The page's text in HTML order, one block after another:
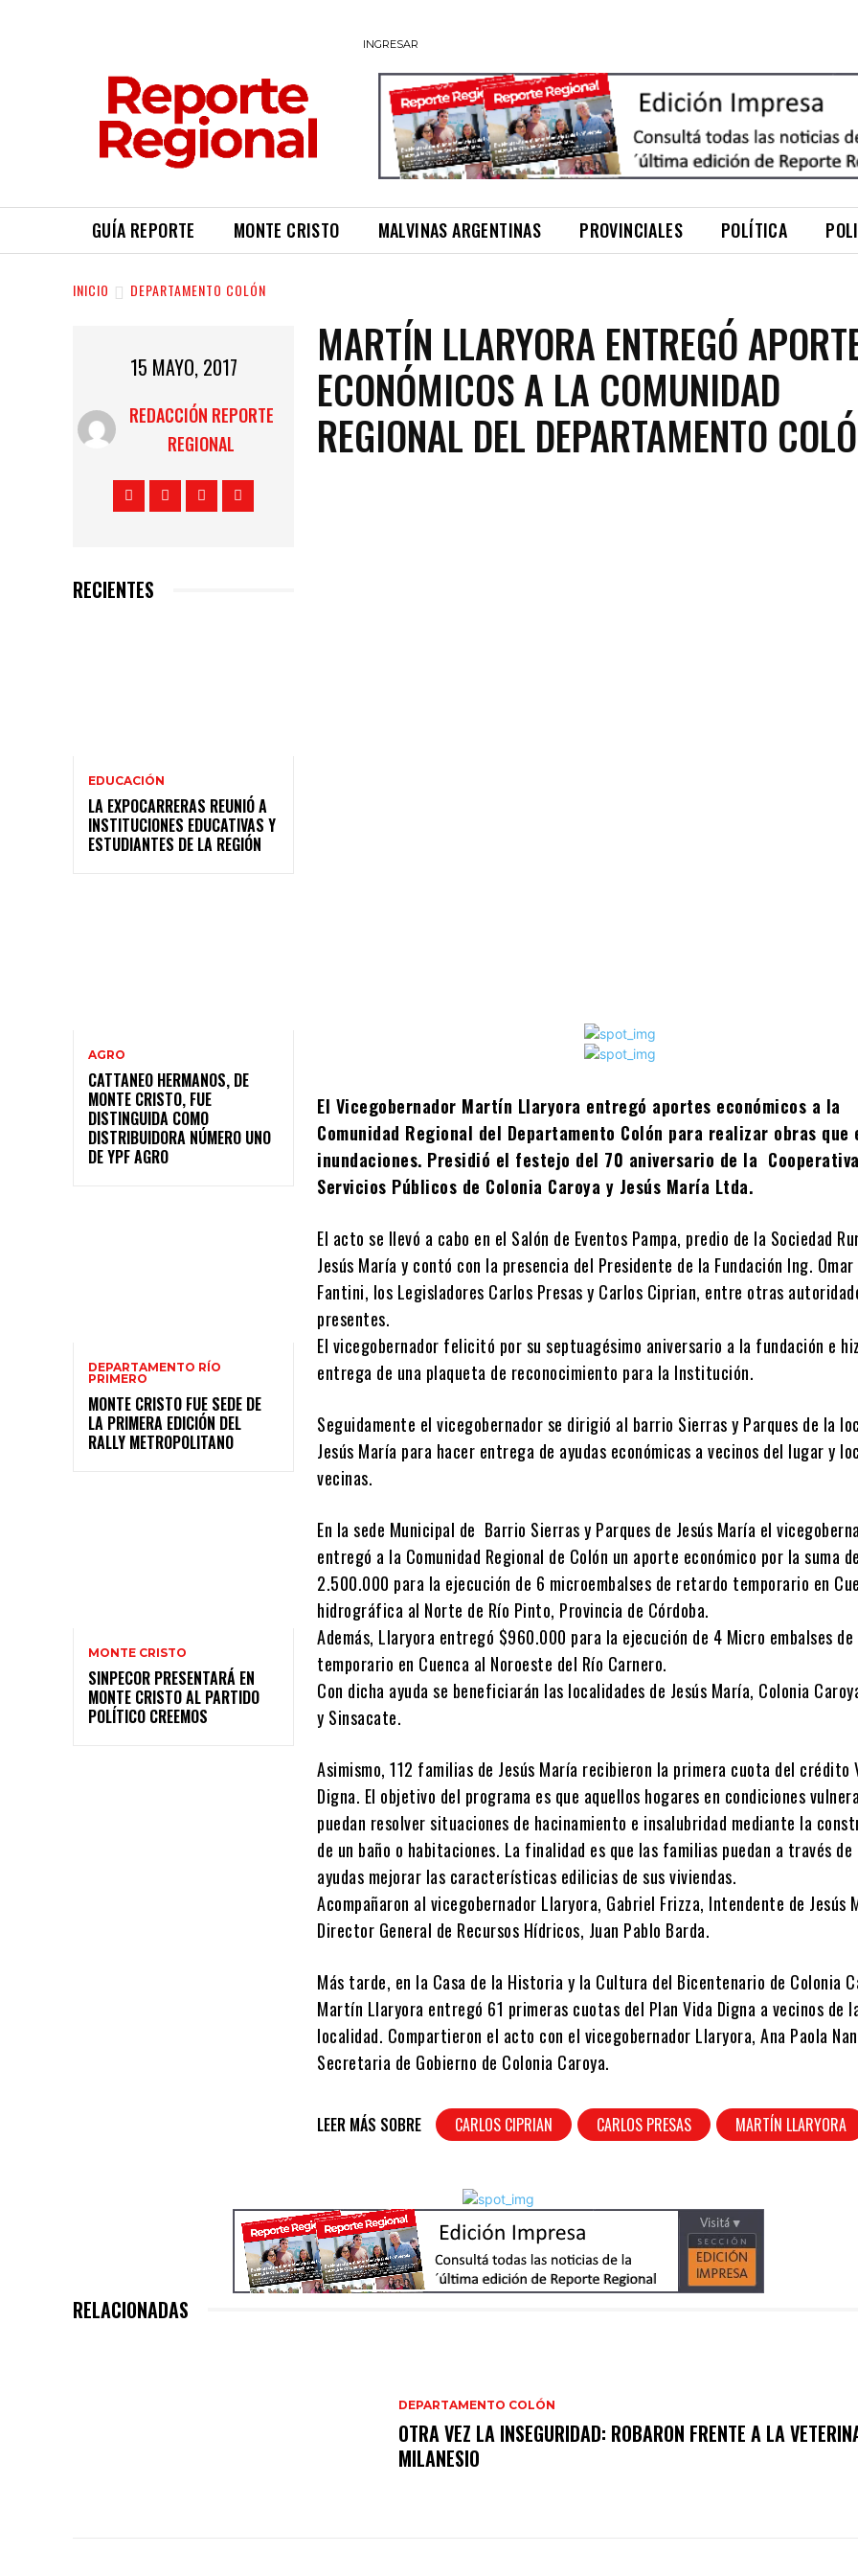
INGRESAR
GUÍA REPORTE MONTE CRISTO MALVINAS ARGENTINAS PROVINCIALES POLÍTICA
INICIO DEPARTAMENTO COLÓN
15 MAYO, 2017
REDACCIÓN REPORTE
REGIONAL
RECIENTES
EDUCACIÓN
LA EXPOCARRERAS REUNIÓ A
INSTITUCIONES EDUCATIVAS Y
ESTUDIANTES DE LA REGIÓN
AGRO
CATTANEO HERMANOS, DE
MONTE CRISTO, FUE
DISTINGUIDA COMO
DISTRIBUIDORA NÚMERO UNO
DE YPF AGRO
DEPARTAMENTO RÍO
PRIMERO
MONTE CRISTO FUE SEDE DE
LA PRIMERA EDICIÓN DEL
RALLY METROPOLITANO
MONTE CRISTO
SINPECOR PRESENTARÁ EN
MONTE CRISTO AL PARTIDO
POLÍTICO CREEMOS
MARTÍN LLARYORA ENTREGÓ
ECONÓMICOS A LA COMUNIDAD
REGIONAL DEL DEPARTAMENTO
El Vicegobernador Martín Llaryora entregó aportes económicos a la
Comunidad Regional del Departamento Colón para realizar obras que
inundaciones. Presidió el festejo del 70 aniversario de la
Servicios Públicos de Colonia Caroya y Jesús María Ltda.
El acto se llevó a cabo en el Salón de Eventos Pampa, predio de la Sociedad
Jesús María y contó con la presencia del Presidente de la Fundación Ing.
Fantini, los Legisladores Carlos Presas y Carlos Ciprian, entre otras
presentes.
El vicegobernador felicitó por su septuagésimo aniversario a la fundación e
entrega de una plaqueta de reconocimiento para la Institución.
Seguidamente el vicegobernador se dirigió al barrio Sierras y Parques de la
Jesús María para hacer entrega de ayudas económicas a vecinos del lugar y
vecinas.
En la sede Municipal de Barrio Sierras y Parques de Jesús María el
entregó a la Comunidad Regional de Colón un aporte económico por la suma
2.500.000 para la ejecución de 6 microembalses de retardo temporario en
hidrográfica al Norte de Río Pinto, Provincia de Córdoba.
Además, Llaryora entregó $960.000 para la ejecución de 4 Micro embalses
temporario en Cuenca al Noroeste del Río Carnero.
Con dicha ayuda se beneficiarán las localidades de Jesús María, Colonia
y Sinsacate.
Asimismo, 112 familias de Jesús María recibieron la primera cuota del crédito
Digna. El objetivo del programa es que aquellos hogares en condiciones
puedan resolver situaciones de hacinamiento e insalubridad mediante la
de un baño o habitaciones. La finalidad es que las familias puedan a través
ayudas mejorar las características edilicias de sus viviendas.
Acompañaron al vicegobernador Llaryora, Gabriel Frizza, Intendente de Jesús
Director General de Recursos Hídricos, Juan Pablo Barda.
Más tarde, en la Casa de la Historia y la Cultura del Bicentenario de Colonia
Martín Llaryora entregó 61 primeras cuotas del Plan Vida Digna a vecinos de
localidad. Compartieron el acto con el vicegobernador Llaryora, Ana Paola
Secretaria de Gobierno de Colonia Caroya.
LEER MÁS SOBRE CARLOS CIPRIAN CARLOS PRESAS MARTÍN LLARYORA
RELACIONADAS
DEPARTAMENTO COLÓN
OTRA VEZ LA INSEGURIDAD: ROBARON FRENTE A LA
MILANESIO